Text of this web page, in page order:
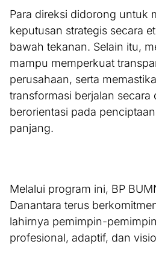
Para direksi didorong untuk
keputusan strategis secara
bawah tekanan. Selain itu,
mampu memperkuat
perusahaan, serta
transformasi berjalan secara
berorientasi pada
panjang.
Melalui program ini, BP
Danantara terus
lahirnya pemimpin-
profesional, adaptif, dan